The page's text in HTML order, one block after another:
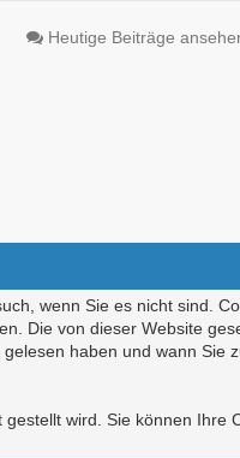
Heutige Beiträge
wenn Sie es nicht sind.
Die von dieser Website
haben und wann Sie
wird. Sie können Ihre